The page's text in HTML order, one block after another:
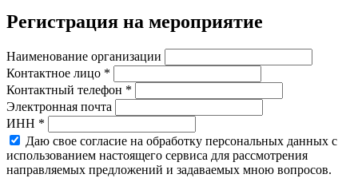
Регистрация на мероприятие
Наименование организации
Контактное лицо *
Контактный телефон *
Электронная почта
ИНН *
Даю свое согласие на обработку персональных данных с
использованием настоящего сервиса для рассмотрения
направляемых предложений и задаваемых мною вопросов.